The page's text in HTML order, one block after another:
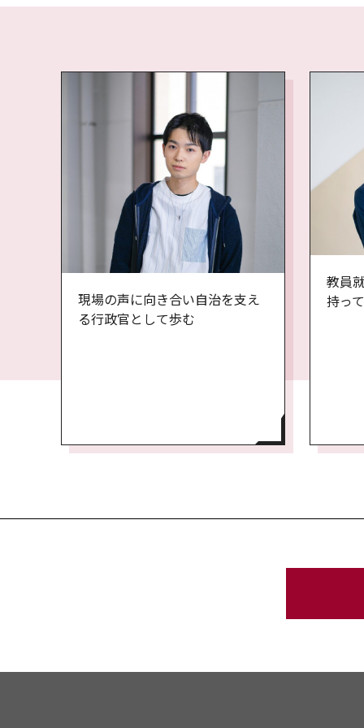
現場の声に向き合い自治を支え
る行政官として歩む
教員
持っ